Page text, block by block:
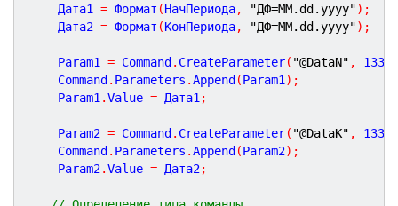
	Дата
1 = Формат (НачПериода, "ДФ=MM.dd.yyyy") ;
	Дата
2 = Формат (КонПериода, "ДФ=MM.dd.yyyy") ;
    Param1
= Command. CreateParameter( "@DataN" , 133
    Command
. Parameters .Append(Param1 ) ;
    Param1
.Value = Дата1 ;
	Param2
= Command. CreateParameter( "@DataK" , 133
    Command
. Parameters .Append(Param2) ;
    Param2
.Value = Дата2;